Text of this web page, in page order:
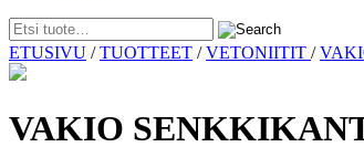
Skip
to
ETUSIVU /TUOTTEET /VETONIITIT /
VAKIO